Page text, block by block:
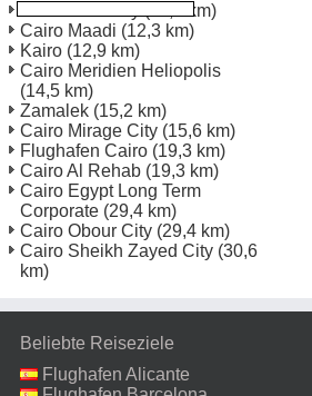
New Cairo City(11,7 km)
Cairo Maadi (12,3 km)
Kairo (12,9 km)
Cairo Meridien Heliopolis
(14,5 km)
Zamalek (15,2 km)
Cairo Mirage City (15,6 km)
Flughafen Cairo (19,3 km)
Cairo Al Rehab (19,3 km)
Cairo Egypt Long Term
Corporate (29,4 km)
Cairo Obour City (29,4 km)
Cairo Sheikh Zayed City (30,6
km)
Beliebte Reiseziele
Flughafen Alicante